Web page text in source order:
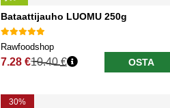
Bataattijauho LUOMU 250g
Rawfoodshop
7.28 €
Normaali hinta
10.40 € OSTA
30%